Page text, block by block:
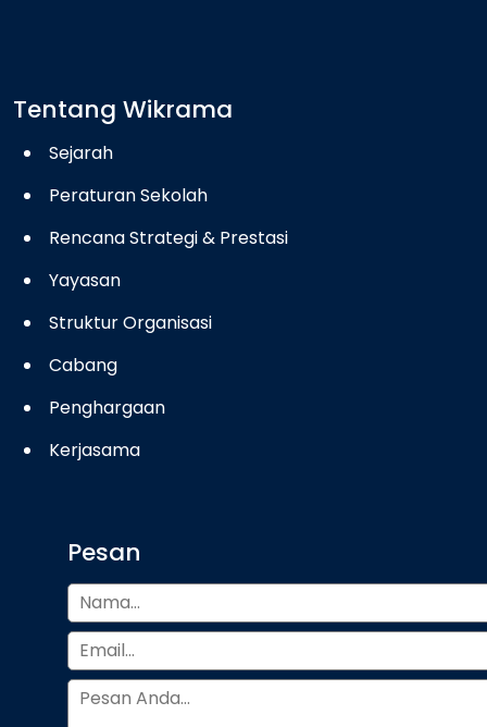
Tentang Wikrama
Sejarah
Peraturan Sekolah
Rencana Strategi & Prestasi
Yayasan
Struktur Organisasi
Cabang
Penghargaan
Kerjasama
Pesan